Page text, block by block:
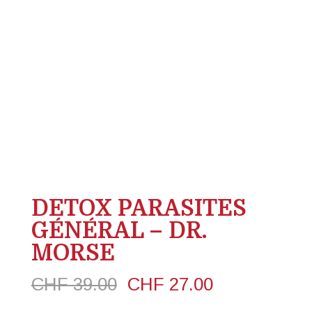
DETOX PARASITES
GÉNÉRAL – DR.
MORSE
CHF39.00 Le
CHF 27.00Le